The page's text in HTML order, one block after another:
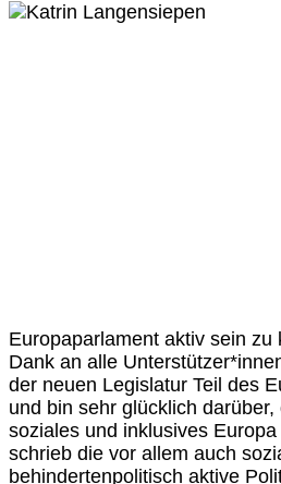
Europaparlament aktiv sein zu
Dank an alle
der neuen Legislatur Teil des
und bin sehr glücklich
soziales und inklusives
schrieb die vor allem auch
behindertenpolitisch aktive